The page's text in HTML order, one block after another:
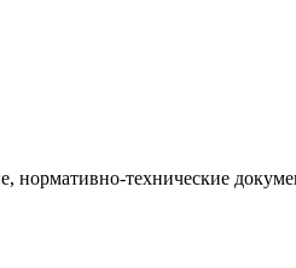
нормативно-технические